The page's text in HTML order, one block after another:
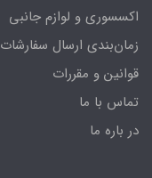
اکسسوری و لوازم جانبی
زمان‌بندی ارسال سفارشات
قوانین و مقررات
تماس با ما
در باره ما